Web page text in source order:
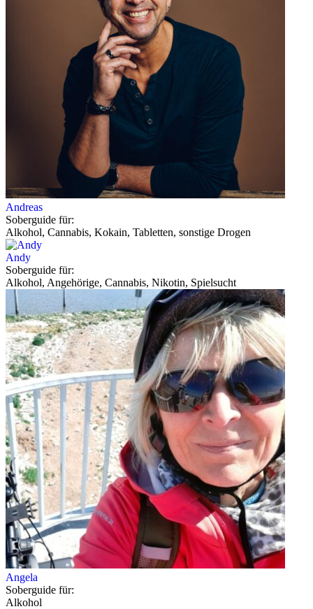
Andreas
Soberguide für:
Alkohol, Cannabis, Kokain, Tabletten, sonstige Drogen
Andy
Soberguide für:
Alkohol, Angehörige, Cannabis, Nikotin, Spielsucht
Angela
Soberguide für:
Alkohol